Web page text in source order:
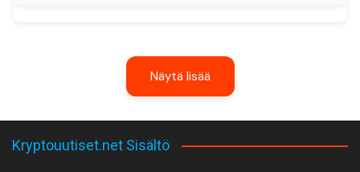
Näytä lisää
Kryptouutiset.net Sisältö